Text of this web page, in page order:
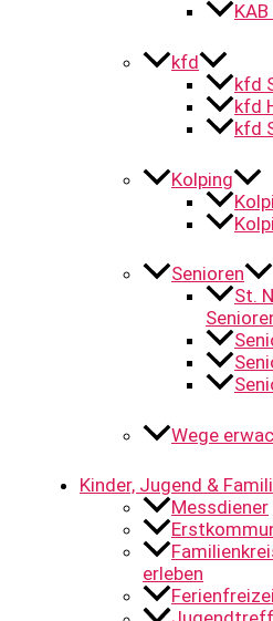
kfd
kfd
kfd
kfd
Kolping
Senioren
St.
Wege
Kinder, Jugend &
Messdiener
erleben